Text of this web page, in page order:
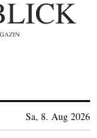
Sa, 8. Aug 2026